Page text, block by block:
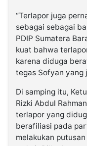
“Terlapor juga
sebagai sebagai
PDIP Sumatera
kuat bahwa
karena diduga
tegas Sofyan yang
Di samping itu,
Rizki Abdul
terlapor yang
berafiliasi pada
melakukan